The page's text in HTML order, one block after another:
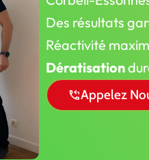
Des résultats
Réactivité
Dératisation
Appelez